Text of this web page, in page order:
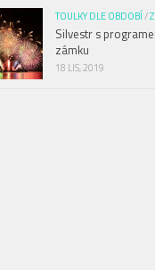
TOULKY DLE OBDOBÍ/
Silvestr s
zámku
18 LIS, 2019